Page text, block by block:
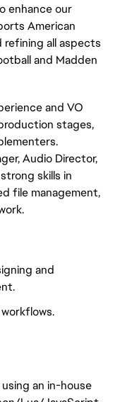
enhance our
American
refining all aspects
and Madden
and VO
stages,
Audio Director,
skills in
file management,
and
an in-house